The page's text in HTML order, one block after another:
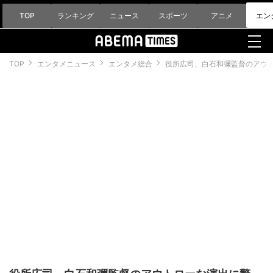
TOP ランキング ニュース スポーツ アニメ エン
TOP エンタメニュース エンタメ総合 役所広司、白石和彌監督のア